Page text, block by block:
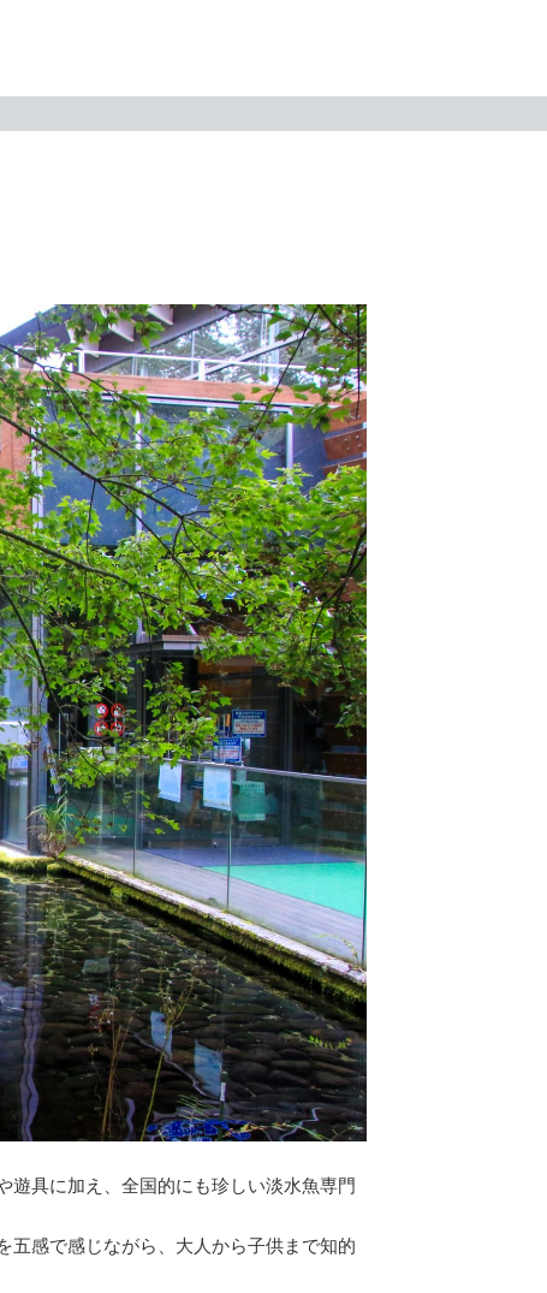
遊具に加え、全国的にも珍しい淡水魚専門
五感で感じながら、大人から子供まで知的